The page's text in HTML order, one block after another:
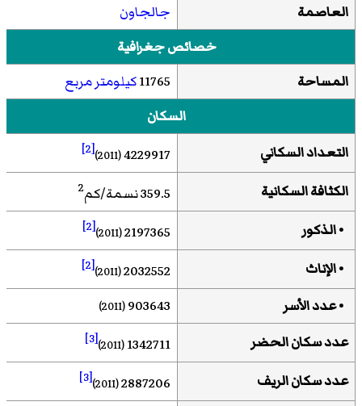
العاصمة
جالجاون
خصائص جغرافية
المساحة
11765كيلومتر مربع
السكان
التعداد السكاني
4229917
(2011)
[2]
الكثافة السكانية 359.5 نسمة/كم 2
• الذكور 2197365
(2011)
[2]
• الإناث 2032552
(2011)
[2]
• عدد الأسر 903643
(2011)
عدد سكان الحضر 1342711
(2011)
[3]
عدد سكان الريف 2887206
(2011)
[3]